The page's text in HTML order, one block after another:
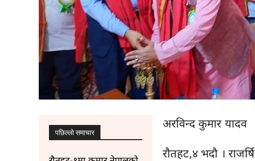
पछिल्लाे समाचार
अरविन्द कुमार यादव
राैतहट,४ भदौ ।